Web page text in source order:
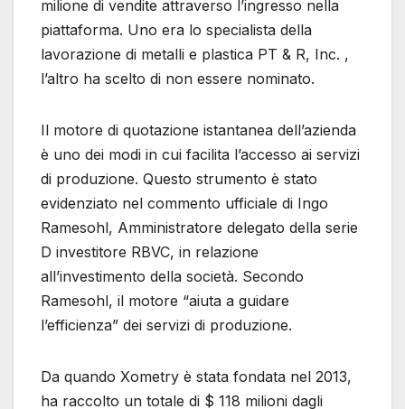
milione di vendite attraverso l’ingresso nella
piattaforma. Uno era lo specialista della
lavorazione di metalli e plastica PT & R, Inc. ,
l’altro ha scelto di non essere nominato.
Il motore di quotazione istantanea dell’azienda
è uno dei modi in cui facilita l’accesso ai servizi
di produzione. Questo strumento è stato
evidenziato nel commento ufficiale di Ingo
Ramesohl, Amministratore delegato della serie
D investitore RBVC, in relazione
all’investimento della società. Secondo
Ramesohl, il motore “aiuta a guidare
l’efficienza” dei servizi di produzione.
Da quando Xometry è stata fondata nel 2013,
ha raccolto un totale di $ 118 milioni dagli